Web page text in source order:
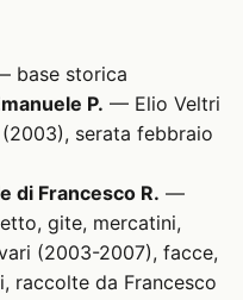
base storica
P. — Elio Veltri
serata febbraio
di Francesco R. —
gite, mercatini,
(2003-2007), facce,
raccolte da Francesco